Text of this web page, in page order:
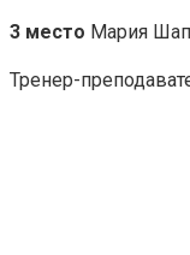
3 место Мария
Тренер-